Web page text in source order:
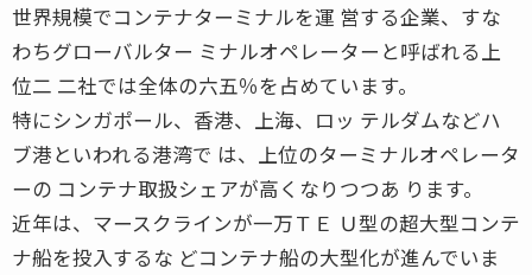
世界規模でコンテナターミナルを運 営する企業、すな
わちグローバルター ミナルオペレーターと呼ばれる上
位二 二社では全体の六五％を占めています。
特にシンガポール、香港、上海、ロッ テルダムなどハ
ブ港といわれる港湾で は、上位のターミナルオペレータ
ーの コンテナ取扱シェアが高くなりつつあ ります。
近年は、マースクラインが一万ＴＥ Ｕ型の超大型コンテ
ナ船を投入するな どコンテナ船の大型化が進んでいま